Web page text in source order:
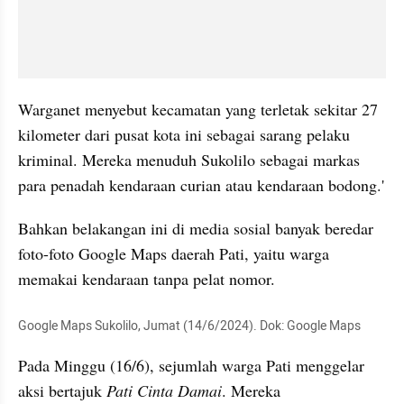
Warganet menyebut kecamatan yang terletak sekitar 27
kilometer dari pusat kota ini sebagai sarang pelaku
kriminal. Mereka menuduh Sukolilo sebagai markas
para penadah kendaraan curian atau kendaraan bodong.'
Bahkan belakangan ini di media sosial banyak beredar
foto-foto Google Maps daerah Pati, yaitu warga
memakai kendaraan tanpa pelat nomor.
Google Maps Sukolilo, Jumat (14/6/2024). Dok: Google Maps
Pada Minggu (16/6), sejumlah warga Pati menggelar
aksi bertajuk Pati Cinta Damai. Mereka